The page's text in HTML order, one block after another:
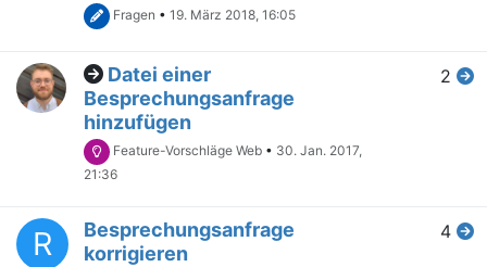
Fragen • 19. März 2018, 16:05
Datei einer
Besprechungsanfrage
hinzufügen
Feature-Vorschläge Web • 30. Jan. 2017,
21:36
2
R
Besprechungsanfrage
korrigieren
4